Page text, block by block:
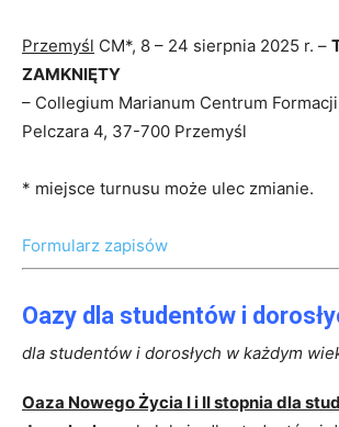
Przemyśl CM*, 8 – 24 sierpnia 2025 r. –
ZAMKNIĘTY
– Collegium Marianum Centrum
Pelczara 4, 37-700 Przemyśl
* miejsce turnusu może ulec zmianie.
Formularz zapisów
Oazy dla studentów i
dla studentów i dorosłych w każdym
Oaza Nowego Życia I i II stopnia dla